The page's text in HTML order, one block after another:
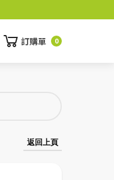
訂購單 0
返回上頁